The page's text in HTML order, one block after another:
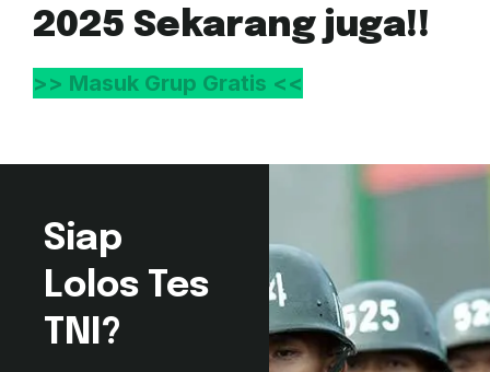
2025 Sekarang juga!!
>> Masuk Grup Gratis <<
Siap
Lolos Tes
TNI?